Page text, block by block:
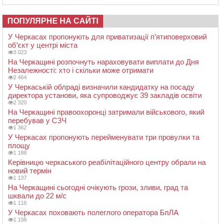
ПОПУЛЯРНЕ НА САЙТІ
У Черкасах пропонують для приватизації п’ятиповерховий
об’єкт у центрі міста
3 023
На Черкащині розпочнуть нараховувати виплати до Дня
Незалежності: хто і скільки може отримати
2 464
У Черкаській облраді визначили кандидатку на посаду
директора установи, яка супроводжує 39 закладів освіти
2 320
На Черкащині правоохоронці затримали військового, який
перебував у СЗЧ
1 362
У Черкасах пропонують перейменувати три провулки та
площу
1 188
Керівницю черкаського реабілітаційного центру обрали на
новий термін
1 137
На Черкащині сьогодні очікують грози, зливи, град та
шквали до 22 м/с
1 116
У Черкасах поховають полеглого оператора БпЛА
1 108